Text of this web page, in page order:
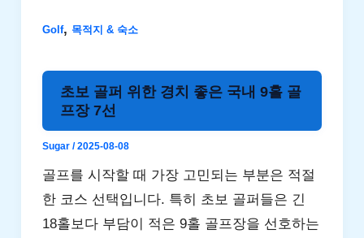
Golf, 목적지 & 숙소
초보 골퍼 위한 경치 좋은 국내 9홀 골
프장 7선
Sugar /2025-08-08
골프를 시작할 때 가장 고민되는 부분은 적절
한 코스 선택입니다. 특히 초보 골퍼들은 긴
18홀보다 부담이 적은 9홀 골프장을 선호하는